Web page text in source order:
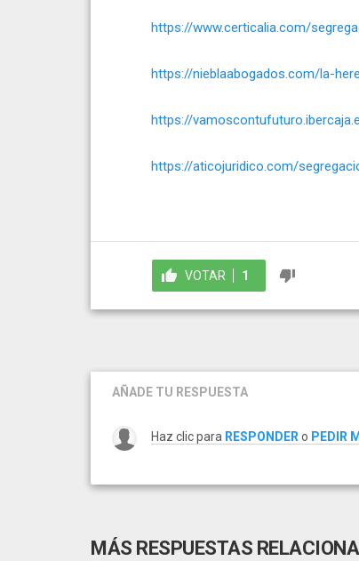
https://www.certicalia.com/
https://nieblaabogados.com/la-
https://
https://aticojuridico.com/
VOTAR 1
AÑADE TU RESPUESTA
Haz clic para RESPONDERo PEDIR
MÁS RESPUESTAS